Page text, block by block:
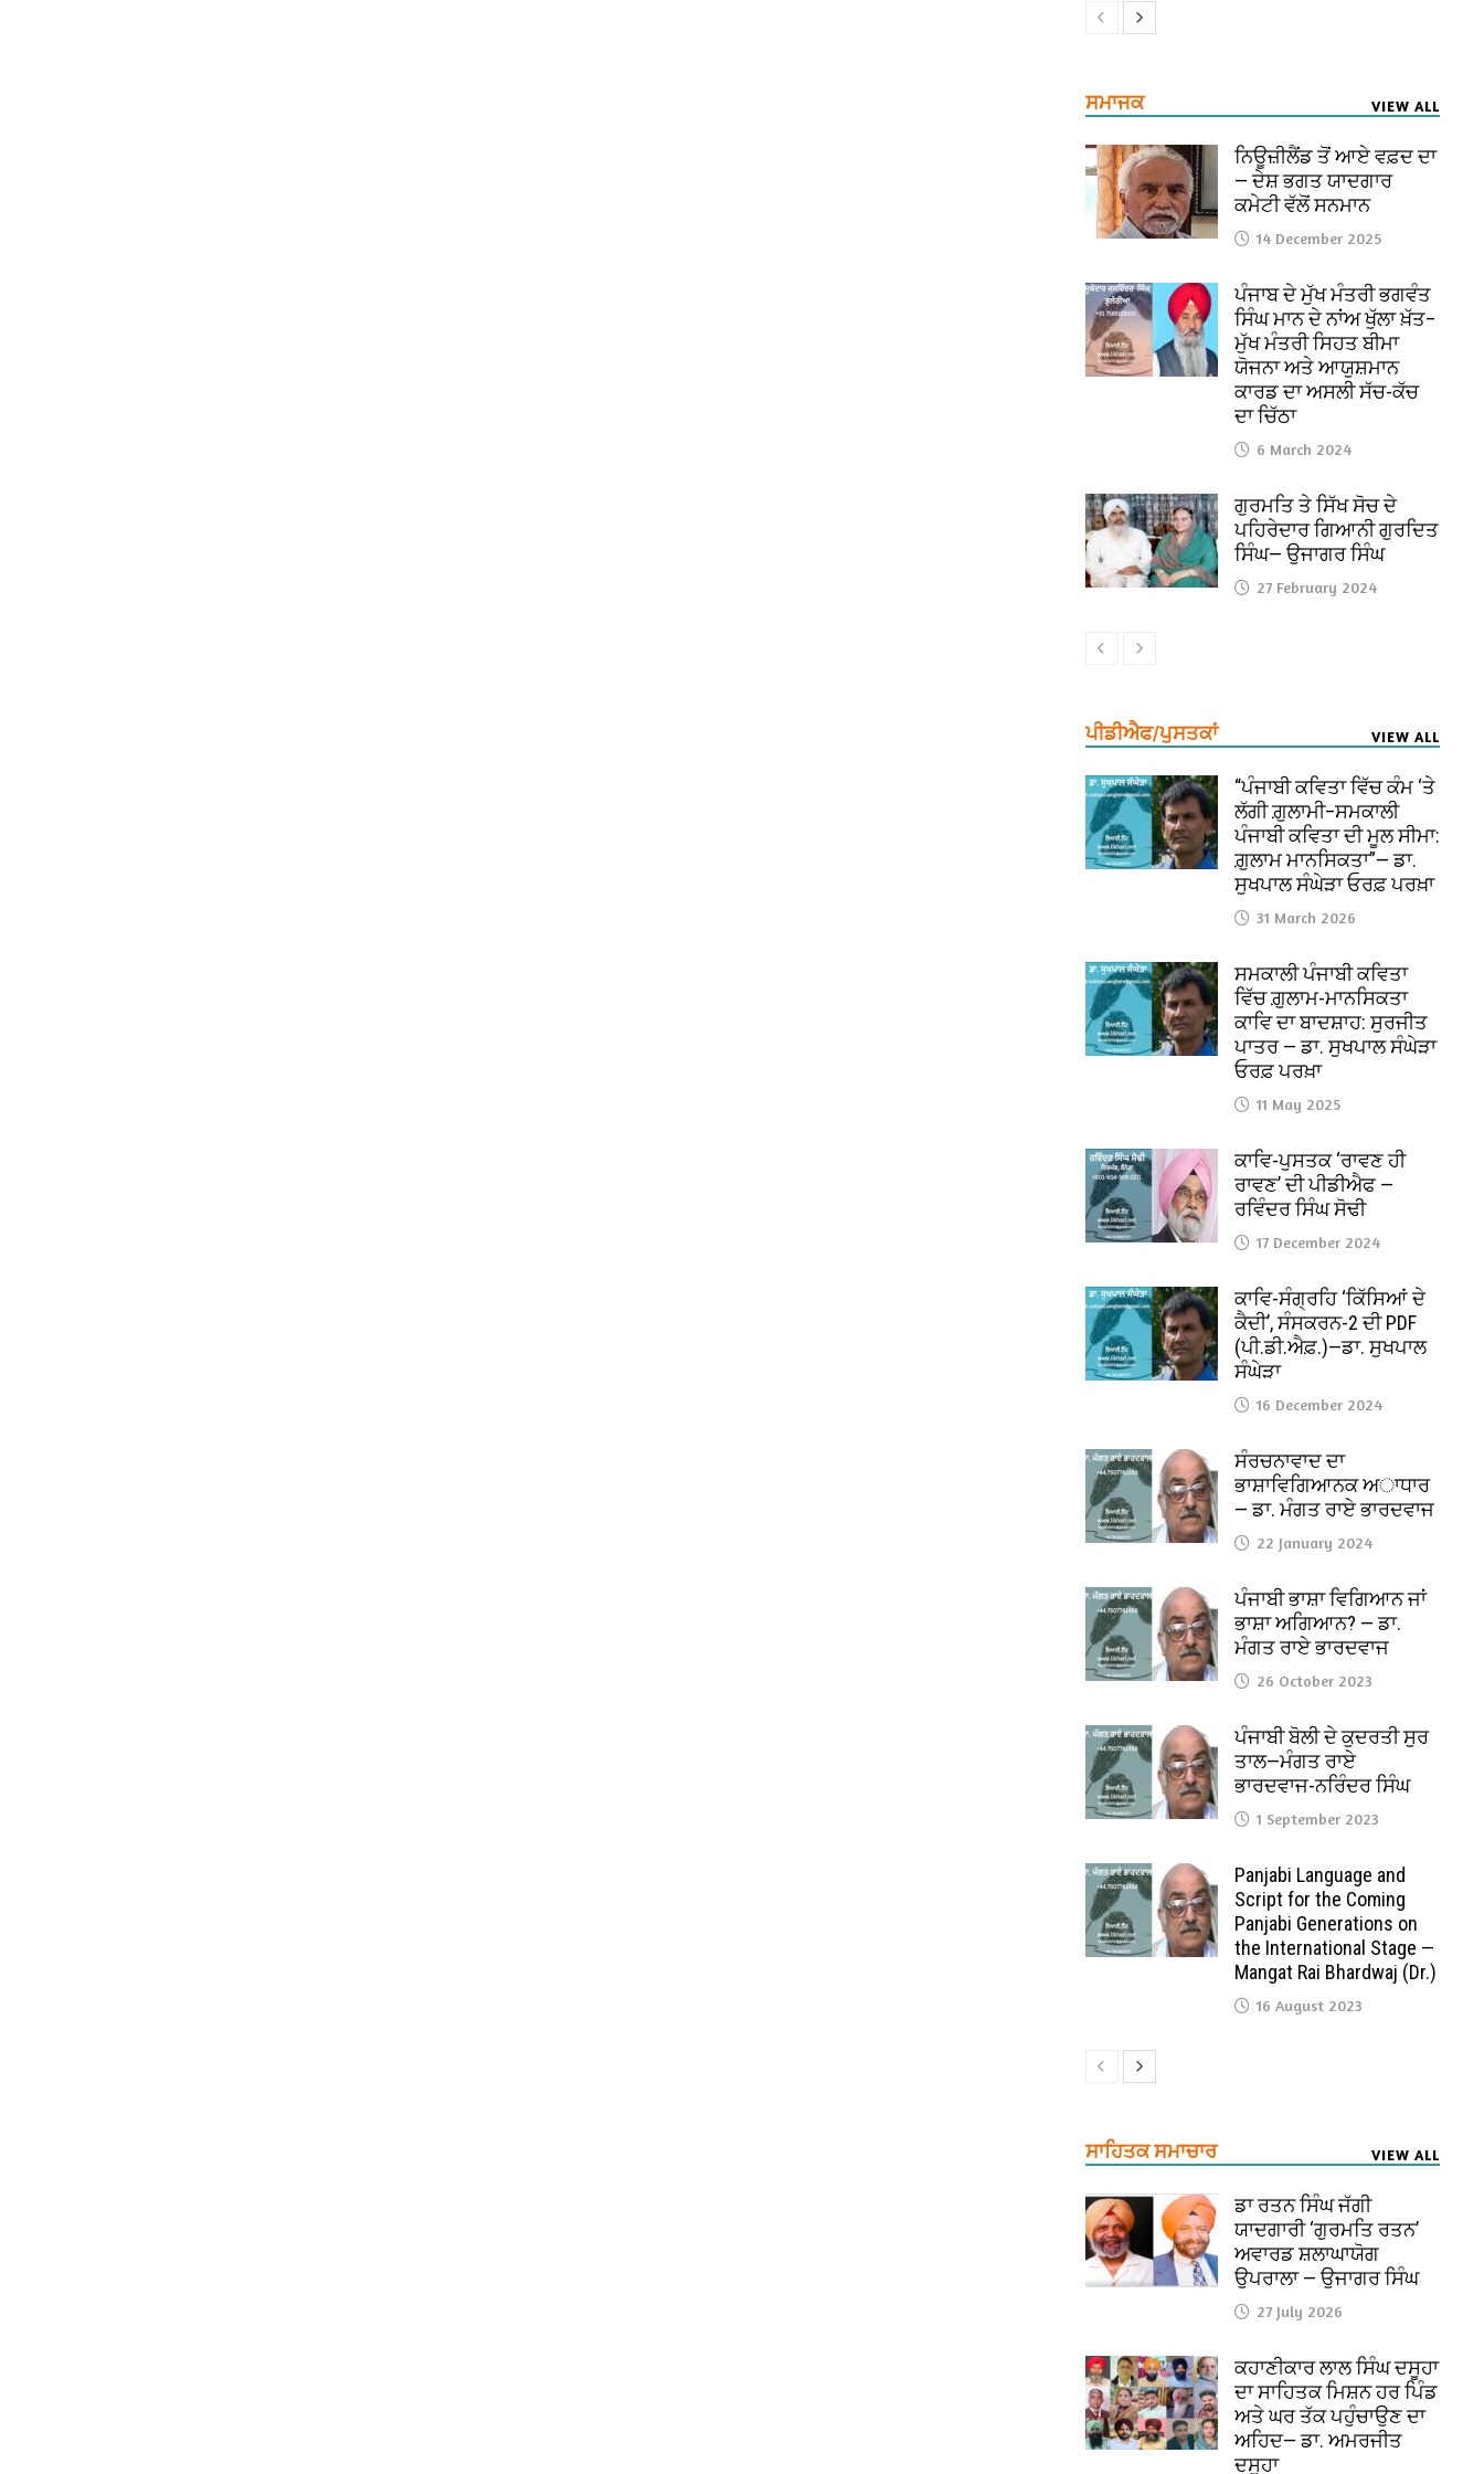
ਸਮਾਜਕ VIEW ALL
ਨਿਊਜ਼ੀਲੈਂਡ ਤੋਂ ਆਏ ਵਫ਼ਦ ਦਾ
— ਦੇਸ਼ ਭਗਤ ਯਾਦਗਾਰ
ਕਮੇਟੀ ਵੱਲੋਂ ਸਨਮਾਨ
14 December 2025
ਪੰਜਾਬ ਦੇ ਮੁੱਖ ਮੰਤਰੀ ਭਗਵੰਤ
ਸਿੰਘ ਮਾਨ ਦੇ ਨਾਂਅ ਖੁੱਲਾ ਖ਼ੱਤ–
ਮੁੱਖ ਮੰਤਰੀ ਸਿਹਤ ਬੀਮਾ
ਯੋਜਨਾ ਅਤੇ ਆਯੁਸ਼ਮਾਨ
ਕਾਰਡ ਦਾ ਅਸਲੀ ਸੱਚ-ਕੱਚ
ਦਾ ਚਿੱਠਾ
6 March 2024
ਗੁਰਮਤਿ ਤੇ ਸਿੱਖ ਸੋਚ ਦੇ
ਪਹਿਰੇਦਾਰ ਗਿਆਨੀ ਗੁਰਦਿਤ
ਸਿੰਘ— ਉਜਾਗਰ ਸਿੰਘ
27 February 2024
ਪੀਡੀਐਫ/ਪੁਸਤਕਾਂ VIEW ALL
“ਪੰਜਾਬੀ ਕਵਿਤਾ ਵਿੱਚ ਕੰਮ ‘ਤੇ
ਲੱਗੀ ਗ਼ੁਲਾਮੀ–ਸਮਕਾਲੀ
ਪੰਜਾਬੀ ਕਵਿਤਾ ਦੀ ਮੂਲ ਸੀਮਾ:
ਗ਼ੁਲਾਮ ਮਾਨਸਿਕਤਾ”— ਡਾ.
ਸੁਖਪਾਲ ਸੰਘੇੜਾ ਓਰਫ਼ ਪਰਖ਼ਾ
31 March 2026
ਸਮਕਾਲੀ ਪੰਜਾਬੀ ਕਵਿਤਾ
ਵਿੱਚ ਗ਼ੁਲਾਮ-ਮਾਨਸਿਕਤਾ
ਕਾਵਿ ਦਾ ਬਾਦਸ਼ਾਹ: ਸੁਰਜੀਤ
ਪਾਤਰ — ਡਾ. ਸੁਖਪਾਲ ਸੰਘੇੜਾ
ਓਰਫ਼ ਪਰਖ਼ਾ
11 May 2025
ਕਾਵਿ-ਪੁਸਤਕ ‘ਰਾਵਣ ਹੀ
ਰਾਵਣ’ ਦੀ ਪੀਡੀਐਫ —
ਰਵਿੰਦਰ ਸਿੰਘ ਸੋਢੀ
17 December 2024
ਕਾਵਿ-ਸੰਗ੍ਰਹਿ ‘ਕਿੱਸਿਆਂ ਦੇ
ਕੈਦੀ’, ਸੰਸਕਰਨ-2 ਦੀ PDF
(ਪੀ.ਡੀ.ਐਫ਼.)—ਡਾ. ਸੁਖਪਾਲ
ਸੰਘੇੜਾ
16 December 2024
ਸੰਰਚਨਾਵਾਦ ਦਾ
ਭਾਸ਼ਾਵਿਗਿਆਨਕ ਅਾਧਾਰ
— ਡਾ. ਮੰਗਤ ਰਾਏ ਭਾਰਦਵਾਜ
22 January 2024
ਪੰਜਾਬੀ ਭਾਸ਼ਾ ਵਿਗਿਆਨ ਜਾਂ
ਭਾਸ਼ਾ ਅਗਿਆਨ? — ਡਾ.
ਮੰਗਤ ਰਾਏ ਭਾਰਦਵਾਜ
26 October 2023
ਪੰਜਾਬੀ ਬੋਲੀ ਦੇ ਕੁਦਰਤੀ ਸੁਰ
ਤਾਲ—ਮੰਗਤ ਰਾਏ
ਭਾਰਦਵਾਜ-ਨਰਿੰਦਰ ਸਿੰਘ
1 September 2023
Panjabi Language and
Script for the Coming
Panjabi Generations on
the International Stage —
Mangat Rai Bhardwaj (Dr.)
16 August 2023
ਸਾਹਿਤਕ ਸਮਾਚਾਰ VIEW ALL
ਡਾ ਰਤਨ ਸਿੰਘ ਜੱਗੀ
ਯਾਦਗਾਰੀ ‘ਗੁਰਮਤਿ ਰਤਨ’
ਅਵਾਰਡ ਸ਼ਲਾਘਾਯੋਗ
ਉਪਰਾਲਾ — ਉਜਾਗਰ ਸਿੰਘ
27 July 2026
ਕਹਾਣੀਕਾਰ ਲਾਲ ਸਿੰਘ ਦਸੂਹਾ
ਦਾ ਸਾਹਿਤਕ ਮਿਸ਼ਨ ਹਰ ਪਿੰਡ
ਅਤੇ ਘਰ ਤੱਕ ਪਹੁੰਚਾਉਣ ਦਾ
ਅਹਿਦ— ਡਾ. ਅਮਰਜੀਤ
ਦਸੂਹਾ